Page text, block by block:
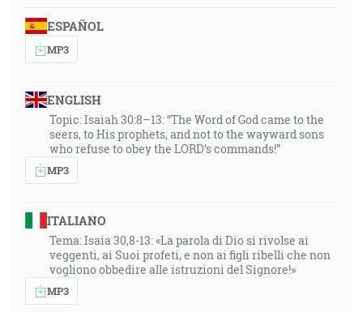
ESPAÑOL
MP3
ENGLISH
Topic: Isaiah 30:8–13: “The Word of God came to the
seers, to His prophets, and not to the wayward sons
who refuse to obey the LORD’s commands!”
MP3
ITALIANO
Tema: Isaia 30,8-13: «La parola di Dio si rivolse ai
veggenti, ai Suoi profeti, e non ai figli ribelli che non
vogliono obbedire alle istruzioni del Signore!»
MP3